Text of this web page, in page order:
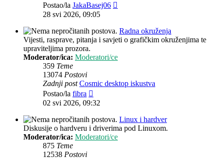
Postao/la JakaBasej06
28 svi 2026, 09:05
Radna okruženja
Vijesti, rasprave, pitanja i savjeti o grafičkim okruženjima te
upraviteljima prozora.
Moderator/ica: Moderatori/ce
359 Teme
13074 Postovi
Zadnji post Cosmic desktop iskustva
Postao/la fibra
post
02 svi 2026, 09:32
Linux i hardver
Diskusije o hardveru i driverima pod Linuxom.
Moderator/ica: Moderatori/ce
875 Teme
12538 Postovi